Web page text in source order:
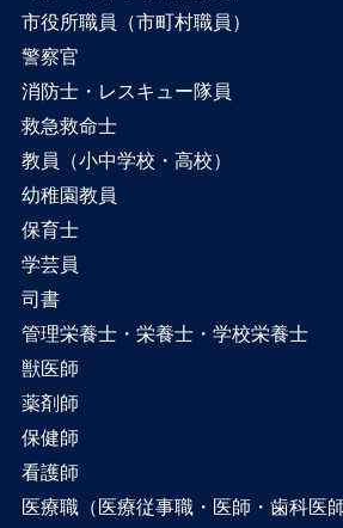
市役所職員（市町村職員）
警察官
消防士・レスキュー隊員
救急救命士
教員（小中学校・高校）
幼稚園教員
保育士
学芸員
司書
管理栄養士・栄養士・学校栄養士
獣医師
薬剤師
保健師
看護師
医療職（医療従事職・医師・歯科医師